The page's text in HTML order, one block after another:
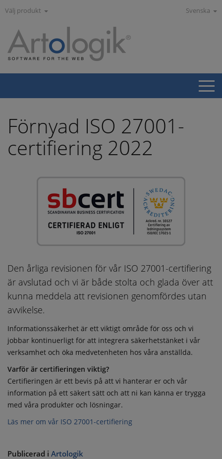
Välj produkt Svenska
Förnyad ISO 27001-
certifiering 2022
Den årliga revisionen för vår ISO 27001-certifiering
är avslutad och vi är både stolta och glada över att
kunna meddela att revisionen genomfördes utan
avvikelse.
Informationssäkerhet är ett viktigt område för oss och vi
jobbar kontinuerligt för att integrera säkerhetstänket i vår
verksamhet och öka medvetenheten hos våra anställda.
Varför är certifieringen viktig?
Certifieringen är ett bevis på att vi hanterar er och vår
information på ett säkert sätt och att ni kan känna er trygga
med våra produkter och lösningar.
Läs mer om vår ISO 27001-certifiering
Publicerad i Artologik